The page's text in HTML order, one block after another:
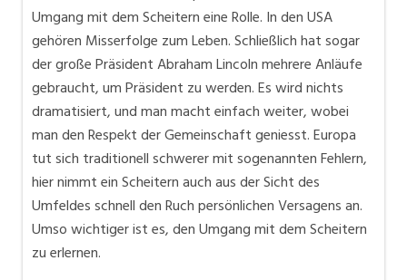
Umgang mit dem Scheitern eine Rolle. In den USA
gehören Misserfolge zum Leben. Schließlich hat sogar
der große Präsident Abraham Lincoln mehrere Anläufe
gebraucht, um Präsident zu werden. Es wird nichts
dramatisiert, und man macht einfach weiter, wobei
man den Respekt der Gemeinschaft geniesst. Europa
tut sich traditionell schwerer mit sogenannten Fehlern,
hier nimmt ein Scheitern auch aus der Sicht des
Umfeldes schnell den Ruch persönlichen Versagens an.
Umso wichtiger ist es, den Umgang mit dem Scheitern
zu erlernen.